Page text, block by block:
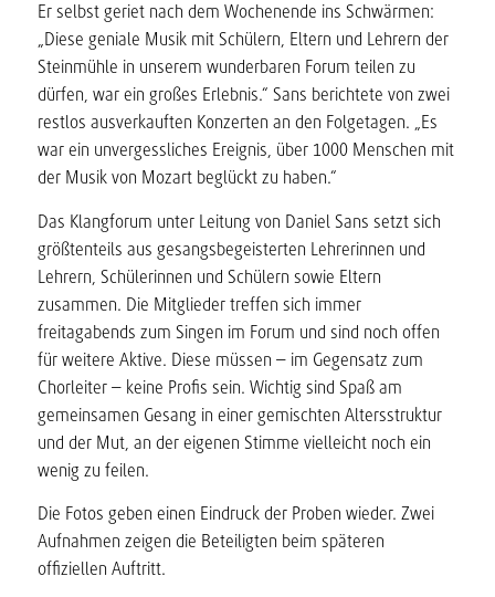
Er selbst geriet nach dem Wochenende ins Schwärmen:
„Diese geniale Musik mit Schülern, Eltern und Lehrern der
Steinmühle in unserem wunderbaren Forum teilen zu
dürfen, war ein großes Erlebnis.“ Sans berichtete von zwei
restlos ausverkauften Konzerten an den Folgetagen. „Es
war ein unvergessliches Ereignis, über 1000 Menschen mit
der Musik von Mozart beglückt zu haben.“
Das Klangforum unter Leitung von Daniel Sans setzt sich
größtenteils aus gesangsbegeisterten Lehrerinnen und
Lehrern, Schülerinnen und Schülern sowie Eltern
zusammen. Die Mitglieder treffen sich immer
freitagabends zum Singen im Forum und sind noch offen
für weitere Aktive. Diese müssen – im Gegensatz zum
Chorleiter – keine Profis sein. Wichtig sind Spaß am
gemeinsamen Gesang in einer gemischten Altersstruktur
und der Mut, an der eigenen Stimme vielleicht noch ein
wenig zu feilen.
Die Fotos geben einen Eindruck der Proben wieder. Zwei
Aufnahmen zeigen die Beteiligten beim späteren
offiziellen Auftritt.